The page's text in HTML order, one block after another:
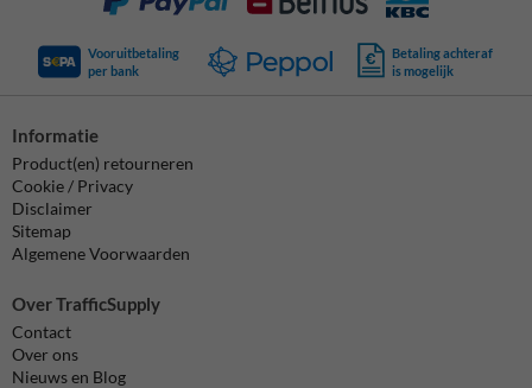
Vooruitbetaling
per bank
Betaling achteraf
is mogelijk
Informatie
Product(en) retourneren
Cookie / Privacy
Disclaimer
Sitemap
Algemene Voorwaarden
Over TrafficSupply
Contact
Over ons
Nieuws en Blog